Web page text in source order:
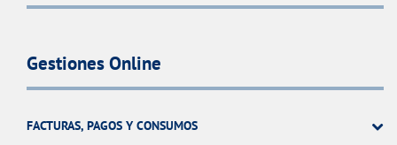
Gestiones Online
FACTURAS, PAGOS Y CONSUMOS